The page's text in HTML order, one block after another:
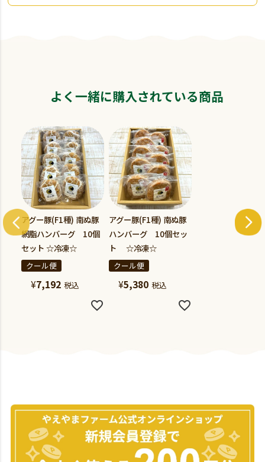
よく一緒に購入されている商品
アグー豚(F1種) 南ぬ豚
網脂ハンバーグ 10個
セット ☆冷凍☆
クール便
¥7,192 税込
アグー豚(F1種) 南ぬ豚
ハンバーグ 10個セッ
ト ☆冷凍☆
クール便
¥5,380 税込